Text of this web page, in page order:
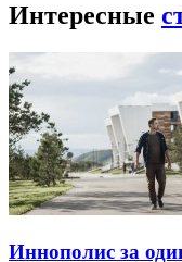
Интересные
Иннополис за